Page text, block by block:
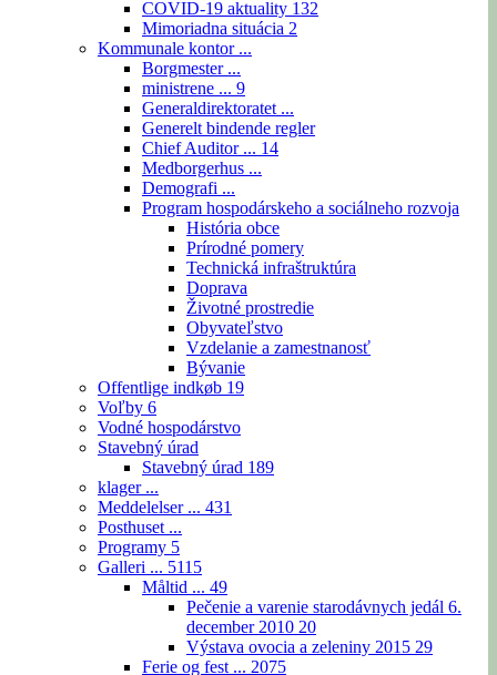
COVID-19 aktuality 132
Mimoriadna situácia 2
Kommunale kontor ...
Borgmester ...
ministrene ... 9
Generaldirektoratet ...
Generelt bindende regler
Chief Auditor ... 14
Medborgerhus ...
Demografi ...
Program hospodárskeho a sociálneho rozvoja
História obce
Prírodné pomery
Technická infraštruktúra
Doprava
Životné prostredie
Obyvateľstvo
Vzdelanie a zamestnanosť
Bývanie
Offentlige indkøb 19
Voľby 6
Vodné hospodárstvo
Stavebný úrad
Stavebný úrad 189
klager ...
Meddelelser ... 431
Posthuset ...
Programy 5
Galleri ... 5115
Måltid ... 49
Pečenie a varenie starodávnych jedál 6.
december 2010 20
Výstava ovocia a zeleniny 2015 29
Ferie og fest ... 2075